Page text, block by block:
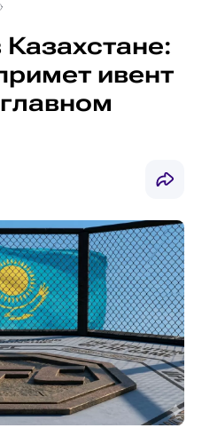
Казахстане:
ивент